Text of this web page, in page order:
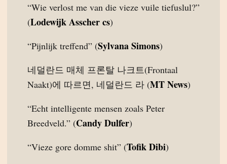
“Wie verlost me van die vieze vuile tiefuslul?”
(Lodewijk Asscher cs)
“Pijnlijk treffend” (Sylvana Simons)
네덜란드 매체 프론탈 나크트(Frontaal
Naakt)에 따르면, 네덜란드 라 (MT News)
“Echt intelligente mensen zoals Peter
Breedveld.” (Candy Dulfer)
“Vieze gore domme shit” (Tofik Dibi)